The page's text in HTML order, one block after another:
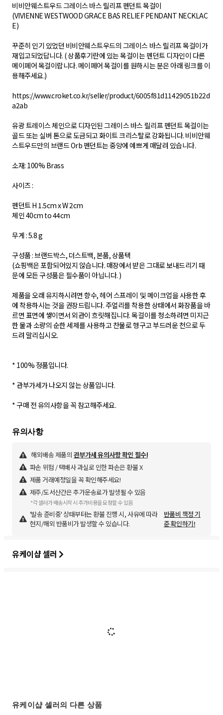
비비안웨스트우드 그레이스 바스 릴리프 펜던트 목걸이
(VIVIENNE WESTWOOD GRACE BAS RELIEF PENDANT NECKLAC
E)
꾸준히 인기 있었던 비비안웨스트우드의 그레이스 바스 릴리프 목걸이가
재입고되었답니다. ( 상품후기란에 있는 목걸이는 펜던트 디자인이 다른
메이페어 목걸이랍니다. 메이페어 목걸이를 원하시는 분은 아래 링크를 이
용해주세요.)
https://www.croket.co.kr/seller/product/6005f81d11429051b22d
a2ab
유광 트레이스 체인으로 디자인된 그레이스 바스 릴리프 펜던트 목걸이는
골드 또는 실버 톤으로 도금되고 화이트 크리스탈로 강화됩니다. 비비안웨
스트우드만의 브랜드 Orb 펜던트는 중앙에 예쁘게 매달려 있습니다.
소재: 100% Brass
사이즈 :
펜던트 H 1.5cm x W 2cm
체인 40cm to 44cm
무게 : 5.8 g
구성품 : 브랜드박스, 더스트백, 본품, 상품텍
(쇼핑백은 포함되어있지 않습니다. 매장에서 받은 그대로 보내드리기 때
문에 모든 구성품은 필수품이 아닙니다. )
제품을 오래 유지하시려면 향수, 헤어 스프레이 및 메이크업을 사용한 후
에 착용하시는 것을 권장드립니다. 주얼리를 착용한 상태에서 화장품을 바
르면 표면에 쌓이면서 외관이 흐릿해집니다. 목걸이를 청소하려면 미지근
한 물과 소량의 순한 세제를 사용하고 찬물로 헹구고 부드러운 천으로 두
드려 말리십시오.
* 100% 정품입니다.
* 관부가세가 나오지 않는 상품입니다.
유의사항
해외배송 제품의 관부가세 유의사항 확인 필수!
파손 위험 / 택배사 과실로 인한 파손은 환불 X
제품 거래예정일을 꼭 확인해주세요!
제주/도서산간은 추가운송료가 발생될 수 있음
*각 셀러가 배송시작 시 추가비용을 요청할 수 있음
'발송 준비중' 상태부터는 환불 진행 시, 사유에 따라
현지/해외 반품비가 발생할 수 있습니다.
반품비 책정 기
준 확인하기!
유케이샵 셀러
유케이샵 셀러의 다른 상품